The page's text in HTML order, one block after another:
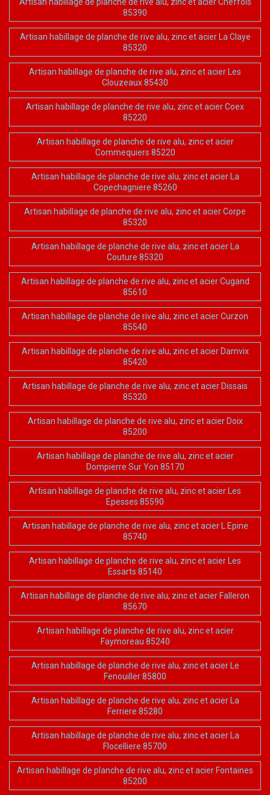
85390
Artisan habillage de planche de rive alu, zinc et acier La Claye
85320
Artisan habillage de planche de rive alu, zinc et acier Les
Clouzeaux 85430
Artisan habillage de planche de rive alu, zinc et acier Coex
85220
Artisan habillage de planche de rive alu, zinc et acier
Commequiers 85220
Artisan habillage de planche de rive alu, zinc et acier La
Copechagniere 85260
Artisan habillage de planche de rive alu, zinc et acier Corpe
85320
Artisan habillage de planche de rive alu, zinc et acier La
Couture 85320
Artisan habillage de planche de rive alu, zinc et acier Cugand
85610
Artisan habillage de planche de rive alu, zinc et acier Curzon
85540
Artisan habillage de planche de rive alu, zinc et acier Damvix
85420
Artisan habillage de planche de rive alu, zinc et acier Dissais
85320
Artisan habillage de planche de rive alu, zinc et acier Doix
85200
Artisan habillage de planche de rive alu, zinc et acier
Dompierre Sur Yon 85170
Artisan habillage de planche de rive alu, zinc et acier Les
Epesses 85590
Artisan habillage de planche de rive alu, zinc et acier L Epine
85740
Artisan habillage de planche de rive alu, zinc et acier Les
Essarts 85140
Artisan habillage de planche de rive alu, zinc et acier Falleron
85670
Artisan habillage de planche de rive alu, zinc et acier
Faymoreau 85240
Artisan habillage de planche de rive alu, zinc et acier Le
Fenouiller 85800
Artisan habillage de planche de rive alu, zinc et acier La
Ferriere 85280
Artisan habillage de planche de rive alu, zinc et acier La
Flocelliere 85700
Artisan habillage de planche de rive alu, zinc et acier Fontaines
85200